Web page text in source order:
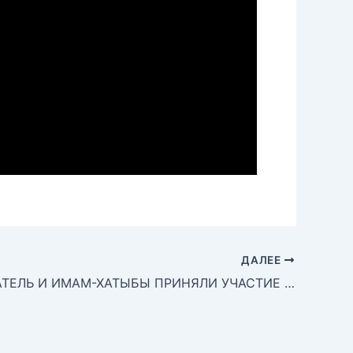
ДАЛЕЕ
ПРЕДСЕДАТЕЛЬ И ИМАМ-ХАТЫБЫ ПРИНЯЛИ УЧАСТИЕ В КУРСАХ ПОВЫШЕНИЯ КВАЛИФИКАЦИИ ДЛЯ ИМАМОВ МУСУЛЬМАНСКИХ ОБЩИН ПОДМОСКОВЬЯ